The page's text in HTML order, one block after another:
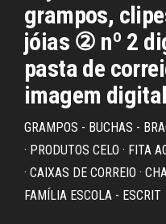
grampos,
jóias ② nº 2
pasta de
imagem
GRAMPOS - BUCHAS -
· PRODUTOS CELO · FITA
· CAIXAS DE CORREIO ·
FAMÍLIA ESCOLA - ESCRIT